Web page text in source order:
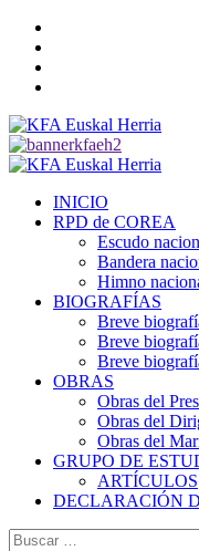
Saltar
contenido
Menú
INICIO
RPD de COREA
Escudo
Bandera
Himno
BIOGRAFÍAS
Breve
Breve
Breve
OBRAS
Obras del
Obras del
Obras del
GRUPO DE
ARTÍCULOS
DECLARACIÓN
Buscar: